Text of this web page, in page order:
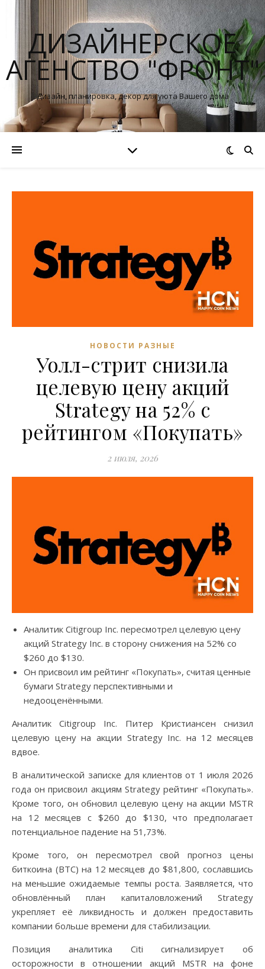
ДИЗАЙНЕРСКОЕ
АГЕНСТВО "ФРОНТ"
Дизайн, планировка, декор для уюта Вашего дома
НОВОСТИ РАЗНЫЕ
Уолл-стрит снизила
целевую цену акций
Strategy на 52% с
рейтингом «Покупать»
2 июля, 2026
Аналитик Citigroup Inc. пересмотрел целевую цену
акций Strategy Inc. в сторону снижения на 52% со
$260 до $130.
Он присвоил им рейтинг «Покупать», считая ценные
бумаги Strategy перспективными и
недооценёнными.
Аналитик Citigroup Inc. Питер Кристиансен снизил
целевую цену на акции Strategy Inc. на 12 месяцев
вдвое.
В аналитической записке для клиентов от 1 июля 2026
года он присвоил акциям Strategy рейтинг «Покупать».
Кроме того, он обновил целевую цену на акции MSTR
на 12 месяцев с $260 до $130, что предполагает
потенциальное падение на 51,73%.
Кроме того, он пересмотрел свой прогноз цены
биткоина (BTC) на 12 месяцев до $81,800, сославшись
на меньшие ожидаемые темпы роста. Заявляется, что
обновлённый план капиталовложений Strategy
укрепляет её ликвидность и должен предоставить
компании больше времени для стабилизации.
Позиция аналитика Citi сигнализирует об
осторожности в отношении акций MSTR на фоне